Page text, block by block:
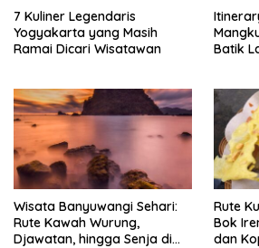
7 Kuliner Legendaris
Yogyakarta yang Masih
Ramai Dicari Wisatawan
Batik
Wisata Banyuwangi Sehari:
Rute Kawah Wurung,
Djawatan, hingga Senja di
Rute
Bok
dan